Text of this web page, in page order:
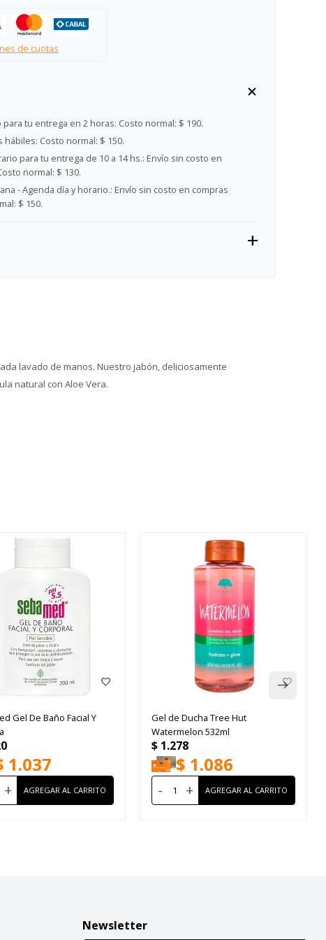
de cuotas
tu entrega en 2 horas: Costo normal: $ 190.
hábiles: Costo normal: $ 150.
para tu entrega de 10 a 14 hs.: Envío sin costo en
normal: $ 130.
- Agenda día y horario.: Envío sin costo en compras
$ 150.
lavado de manos. Nuestro jabón, deliciosamente
natural con Aloe Vera.
Gel De Baño Facial Y
1.037
+
Gel de Ducha Tree Hut
Watermelon 532ml
$ 1.278
$ 1.086
- +
Newsletter